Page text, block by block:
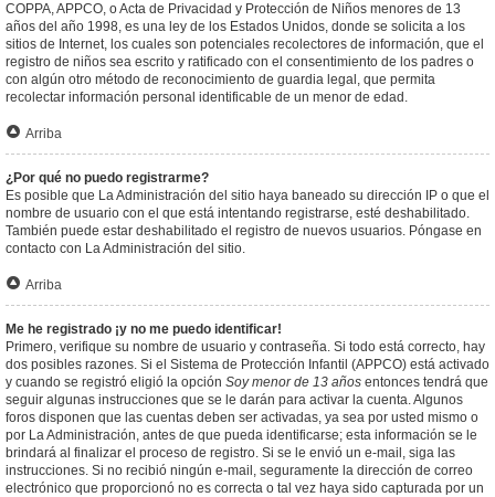
COPPA, APPCO, o Acta de Privacidad y Protección de Niños menores de 13
años del año 1998, es una ley de los Estados Unidos, donde se solicita a los
sitios de Internet, los cuales son potenciales recolectores de información, que el
registro de niños sea escrito y ratificado con el consentimiento de los padres o
con algún otro método de reconocimiento de guardia legal, que permita
recolectar información personal identificable de un menor de edad.
Arriba
¿Por qué no puedo registrarme?
Es posible que La Administración del sitio haya baneado su dirección IP o que el
nombre de usuario con el que está intentando registrarse, esté deshabilitado.
También puede estar deshabilitado el registro de nuevos usuarios. Póngase en
contacto con La Administración del sitio.
Arriba
Me he registrado ¡y no me puedo identificar!
Primero, verifique su nombre de usuario y contraseña. Si todo está correcto, hay
dos posibles razones. Si el Sistema de Protección Infantil (APPCO) está activado
y cuando se registró eligió la opción Soy menor de 13 años entonces tendrá que
seguir algunas instrucciones que se le darán para activar la cuenta. Algunos
foros disponen que las cuentas deben ser activadas, ya sea por usted mismo o
por La Administración, antes de que pueda identificarse; esta información se le
brindará al finalizar el proceso de registro. Si se le envió un e-mail, siga las
instrucciones. Si no recibió ningún e-mail, seguramente la dirección de correo
electrónico que proporcionó no es correcta o tal vez haya sido capturada por un